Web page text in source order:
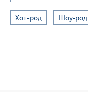
Хот-род Шоу-род